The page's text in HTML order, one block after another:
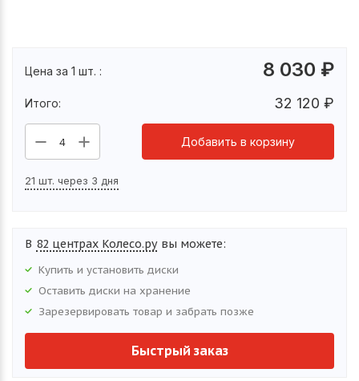
Цена за 1 шт. : 8 030 ₽
Итого: 32 120 ₽
4 Добавить в корзину
21 шт. через 3 дня
В 82 центрах Колесо.ру вы можете:
Купить и установить диски
Оставить диски на хранение
Зарезервировать товар и забрать позже
Быстрый заказ